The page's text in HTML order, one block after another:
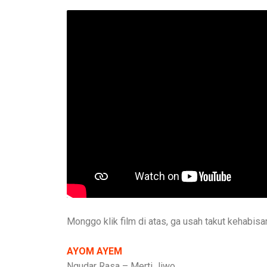
Monggo klik film di atas, ga usah takut
AYOM AYEM